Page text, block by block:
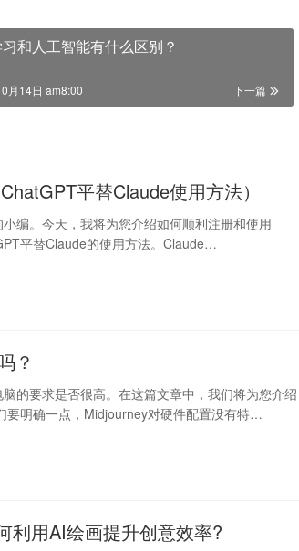
和人工智能有什么区别？
下一篇
月14日 am8:00
平替Claude使用方法）
编。今天，我将为您介绍如何顺利注册和使用
平替Claude的使用方法。Claude…
？
的要求是否很高。在这篇文章中，我们将为您介绍
要明确一点，Midjourney对硬件配置没有特…
利用AI绘画提升创意效率?